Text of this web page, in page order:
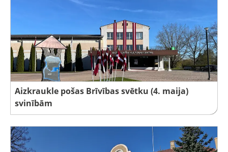
Aizkraukle pošas Brīvības svētku (4. maija)
svinībām